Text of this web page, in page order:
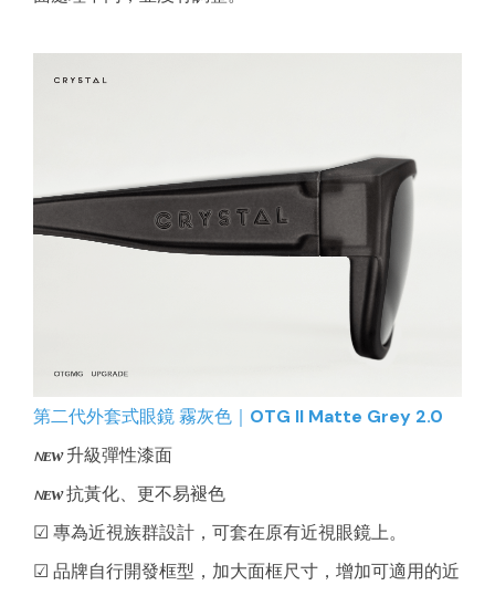
第二代外套式眼鏡 霧灰色｜OTG II Matte Grey 2.0
ɴᴇᴡ升級彈性漆面
ɴᴇᴡ抗黃化、更不易褪色
☑ 專為近視族群設計，可套在原有近視眼鏡上。
☑ 品牌自行開發框型，加大面框尺寸，增加可適用的近